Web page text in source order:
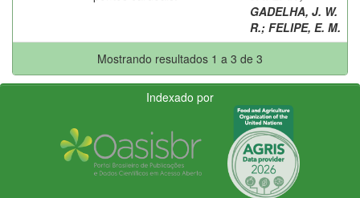
GADELHA, J. W.
R.; FELIPE, E. M.
Mostrando resultados 1 a 3 de 3
Indexado por